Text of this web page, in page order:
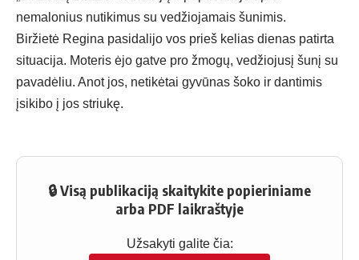
nemalonius nutikimus su vedžiojamais šunimis.
Biržietė Regina pasidalijo vos prieš kelias dienas patirta
situacija. Moteris ėjo gatve pro žmogų, vedžiojusį šunį su
pavadėliu. Anot jos, netikėtai gyvūnas šoko ir dantimis
įsikibo į jos striukę.
🔒 Visą publikaciją skaitykite popieriniame
arba PDF laikraštyje
Užsakyti galite čia: